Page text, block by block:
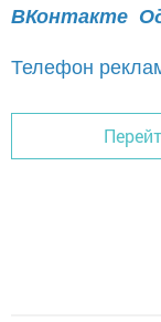
ВКонтакте
Телефон